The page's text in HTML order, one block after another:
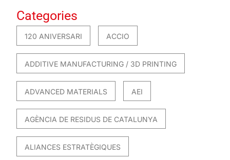
Categories
120 ANIVERSARI ACCIO
ADDITIVE MANUFACTURING / 3D PRINTING
ADVANCED MATERIALS AEI
AGÈNCIA DE RESIDUS DE CATALUNYA
ALIANCES ESTRATÈGIQUES